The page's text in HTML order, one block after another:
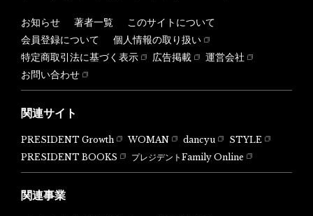
お知らせ 著者一覧
このサイトについて
会員登録について
個人情報の取り扱い
特定商取引法に基づく表示
広告掲載
運営会社
お問い合わせ
関連サイト
PRESIDENT Growth WOMAN dancyu
STYLE
PRESIDENT BOOKS
プレジデントFamily Online
関連事業